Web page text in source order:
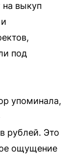
на выкуп
под
упоминала,
рублей. Это
ощущение